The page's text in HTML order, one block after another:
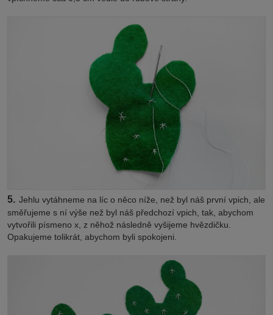
5. Jehlu vytáhneme na líc o něco níže, než byl náš první vpich, ale
směřujeme s ní výše než byl náš předchozí vpich, tak, abychom
vytvořili písmeno x, z něhož následně vyšijeme hvězdičku.
Opakujeme tolikrát, abychom byli spokojeni.